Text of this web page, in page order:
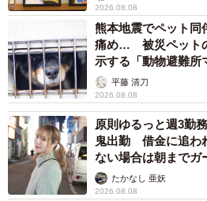
2026.08.08
熊本地震でペット同
痛め… 被災ペット
示する「動物避難所
平藤 清刀
2026.08.08
原則ゆるっと週3勤
鬼出勤 借金に追わ
ない場合は朝までガ
ストに取材】
たかなし 亜妖
2026.08.08